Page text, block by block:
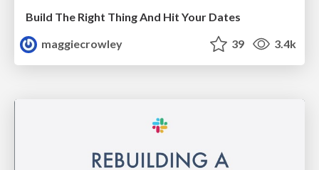
Build The Right Thing And Hit Your Dates
maggiecrowley
39 3.4k